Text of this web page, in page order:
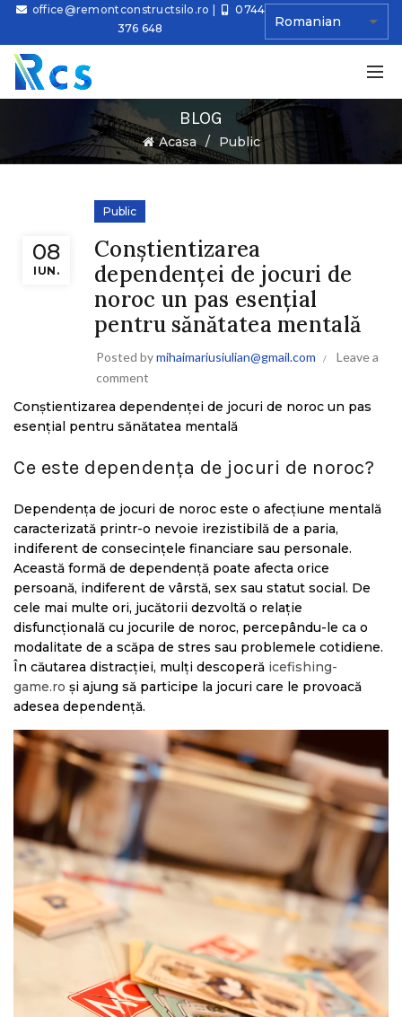
office@remontconstructsilo.ro
0744
376 648
BLOG
Acasa Public
08
IUN.
Public
Conștientizarea
dependenței de jocuri de
noroc un pas esențial
pentru sănătatea mentală
Posted bymihaimariusiulian@gmail.com
Leave a
comment
Conștientizarea dependenței de jocuri de noroc un pas
esențial pentru sănătatea mentală
Ce este dependența de jocuri de noroc?
Dependența de jocuri de noroc este o afecțiune mentală
caracterizată printr-o nevoie irezistibilă de a paria,
indiferent de consecințele financiare sau personale.
Această formă de dependență poate afecta orice
persoană, indiferent de vârstă, sex sau statut social. De
cele mai multe ori, jucătorii dezvoltă o relație
disfuncțională cu jocurile de noroc, percepându-le ca o
modalitate de a scăpa de stres sau problemele cotidiene.
În căutarea distracției, mulți descoperă icefishing-
game.ro și ajung să participe la jocuri care le provoacă
adesea dependență.